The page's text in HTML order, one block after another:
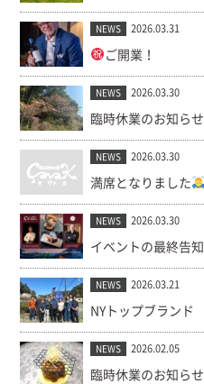
NEWS 2026.03.31
ご開業！
NEWS 2026.03.30
臨時休業のお知らせ
NEWS 2026.03.30
満席となりました
NEWS 2026.03.30
NEWS 2026.03.21
NYトップブランド
NEWS 2026.02.05
臨時休業のお知らせ